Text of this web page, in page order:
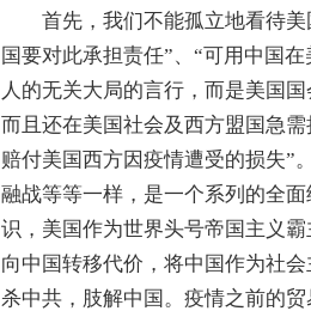
首先，我们不能孤立地看待美
国要对此承担责任”、“可用中国
人的无关大局的言行，而是美国
而且还在美国社会及西方盟国急
赔付美国西方因疫情遭受的损失”
融战等等一样，是一个系列的全
识，美国作为世界头号帝国主义
向中国转移代价，将中国作为社
杀中共，肢解中国。疫情之前的